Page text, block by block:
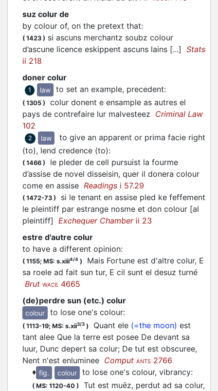
suz colur de
by colour of, on the pretext that:
( 1423 ) si ascuns merchantz soubz colour
d’ascune licence eskippent ascuns lains [...] Stats
ii 218
doner colur
1 law to set an example, precedent:
( 1305 )
colur donent e ensample as autres el
pays de contrefaire lur malvesteez Criminal Law
102
2 law
to give an apparent or prima facie right
(to), lend credence (to):
( 1466 )
le pleder de cell pursuist la fourme
d’assise de novel disseisin, quer il donera colour
come en assise Readings i 57.29
( 1472-73 )
si le tenant en assise pled ke feffement
le pleintiff par estrange nosme et don colour [al
pleintiff] Exchequer Chamberii 23
estre d'autre colur
to have a different opinion:
( 1155; MS: s.xiii4/4 )
Mais Fortune est d'altre colur, E
sa roele ad fait sun tur, E cil sunt el desuz turné
Brut WACE 4665
(de)perdre sun (etc.) colur
colour to lose one's colour:
( 1113-19; MS: s.xii3/3 ) Quant ele (=the moon) est
tant alee Que la terre est posee De devant sa
luur, Dunc depert sa colur; De tut est obscuree,
Nent n'est enluminee Comput ANTS 2766
♦ fig. colour to lose one's colour, vibrancy:
( MS: 1120-40 )
Tut est muëz, perdut ad sa colur,